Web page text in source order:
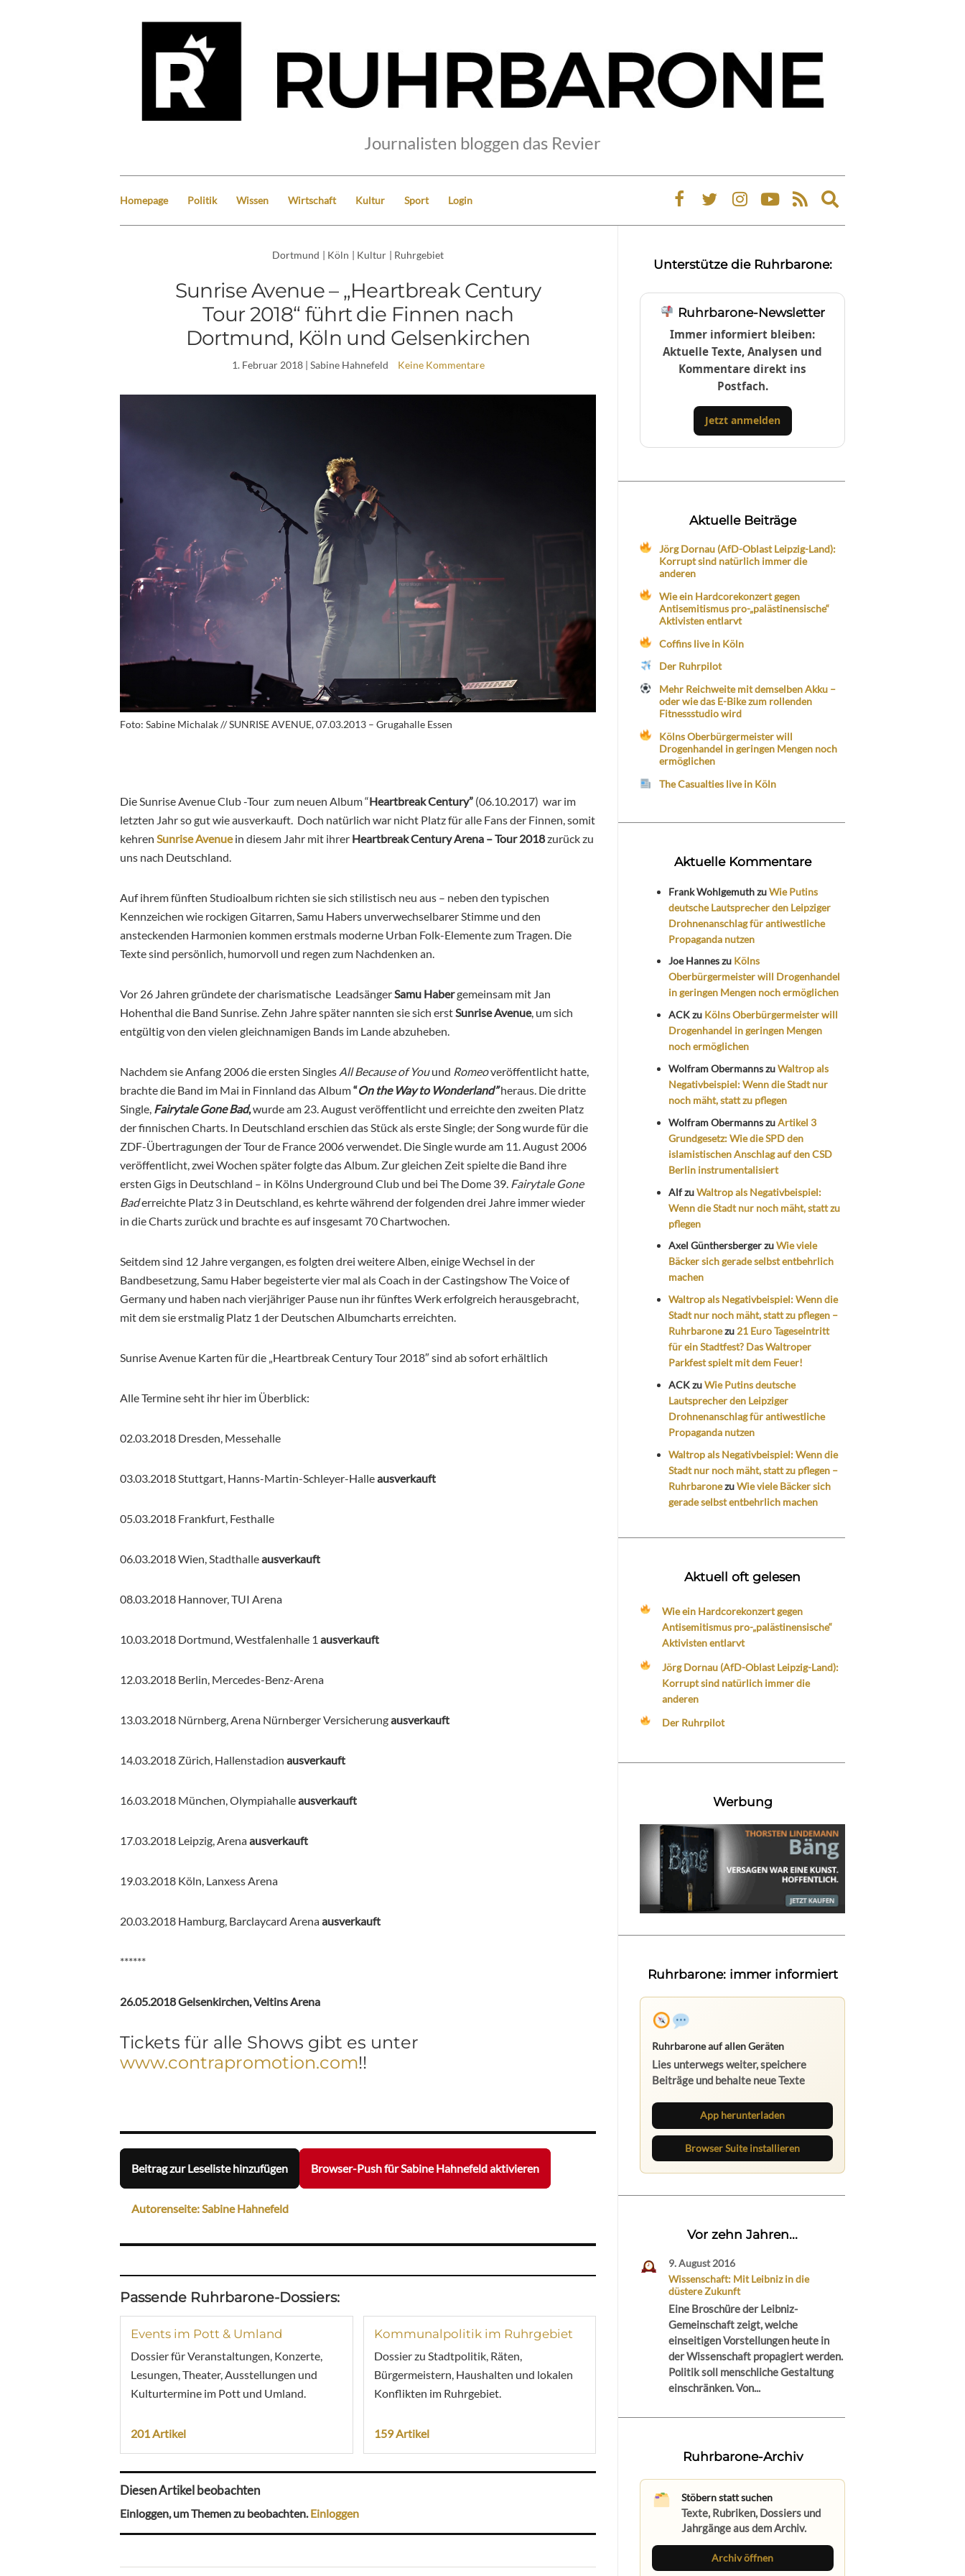
Journalisten bloggen das Revier
Homepage Politik Wissen Wirtschaft Kultur Sport Login
Expand
search
Dortmund | Köln | Kultur | Ruhrgebiet
Sunrise Avenue – „Heartbreak Century
Tour 2018“ führt die Finnen nach
Dortmund, Köln und Gelsenkirchen
1. Februar 2018| Sabine Hahnefeld Keine Kommentare
Foto: Sabine Michalak // SUNRISE AVENUE, 07.03.2013 – Grugahalle Essen
Die Sunrise Avenue Club -Tour zum neuen Album “Heartbreak Century” (06.10.2017) war im
letzten Jahr so gut wie ausverkauft. Doch natürlich war nicht Platz für alle Fans der Finnen, somit
kehren Sunrise Avenuein diesem Jahr mit ihrer Heartbreak Century Arena – Tour 2018zurück zu
uns nach Deutschland.
Auf ihrem fünften Studioalbum richten sie sich stilistisch neu aus – neben den typischen
Kennzeichen wie rockigen Gitarren, Samu Habers unverwechselbarer Stimme und den
ansteckenden Harmonien kommen erstmals moderne Urban Folk-Elemente zum Tragen. Die
Texte sind persönlich, humorvoll und regen zum Nachdenken an.
Vor 26 Jahren gründete der charismatische LeadsängerSamu Habergemeinsam mit Jan
Hohenthal die Band Sunrise. Zehn Jahre später nannten sie sich erstSunrise Avenue, um sich
entgültig von den vielen gleichnamigen Bands im Lande abzuheben.
Nachdem sie Anfang 2006 die ersten Singles All Because of Youund Romeoveröffentlicht hatte,
brachte die Band im Mai in Finnland das Album“On the Way to Wonderland”heraus. Die dritte
Single, Fairytale Gone Bad,wurde am 23. August veröffentlicht und erreichte den zweiten Platz
der finnischen Charts. In Deutschland erschien das Stück als erste Single; der Song wurde für die
ZDF-Übertragungen der Tour de France 2006 verwendet. Die Single wurde am 11. August 2006
veröffentlicht, zwei Wochen später folgte das Album. Zur gleichen Zeit spielte die Band ihre
ersten Gigs in Deutschland – in Kölns Underground Club und bei The Dome 39. Fairytale Gone
Baderreichte Platz 3 in Deutschland, es kehrte während der folgenden drei Jahre immer wieder
in die Charts zurück und brachte es auf insgesamt 70 Chartwochen.
Seitdem sind 12 Jahre vergangen, es folgten drei weitere Alben, einige Wechsel in der
Bandbesetzung, Samu Haber begeisterte vier mal als Coach in der CastingshowThe Voice of
Germany und haben nach vierjähriger Pause nun ihr fünftes Werk erfolgreich herausgebracht,
mit dem sie erstmalig Platz 1 der Deutschen Albumcharts erreichten.
Sunrise Avenue Karten für die „Heartbreak Century Tour 2018″ sind ab sofort erhältlich
Alle Termine seht ihr hier im Überblick:
02.03.2018 Dresden, Messehalle
03.03.2018 Stuttgart, Hanns-Martin-Schleyer-Halleausverkauft
05.03.2018 Frankfurt, Festhalle
06.03.2018 Wien, Stadthalleausverkauft
08.03.2018 Hannover, TUI Arena
10.03.2018 Dortmund, Westfalenhalle 1 ausverkauft
12.03.2018 Berlin, Mercedes-Benz-Arena
13.03.2018 Nürnberg, Arena Nürnberger Versicherungausverkauft
14.03.2018 Zürich, Hallenstadion ausverkauft
16.03.2018 München, Olympiahalleausverkauft
17.03.2018 Leipzig, Arenaausverkauft
19.03.2018 Köln, Lanxess Arena
20.03.2018 Hamburg, Barclaycard Arenaausverkauft
******
26.05.2018 Gelsenkirchen, Veltins Arena
Tickets für alle Shows gibt es unter
www.contrapromotion.com!!
Beitrag zur Leseliste hinzufügen Browser-Push für Sabine Hahnefeld aktivieren
Autorenseite: Sabine Hahnefeld
Passende Ruhrbarone-Dossiers:
Events im Pott & Umland
Dossier für Veranstaltungen, Konzerte,
Lesungen, Theater, Ausstellungen und
Kulturtermine im Pott und Umland.
201 Artikel
Kommunalpolitik im Ruhrgebiet
Dossier zu Stadtpolitik, Räten,
Bürgermeistern, Haushalten und lokalen
Konflikten im Ruhrgebiet.
159 Artikel
Diesen Artikel beobachten
Einloggen, um Themen zu beobachten.Einloggen
Unterstütze die Ruhrbarone:
Ruhrbarone-Newsletter
Immer informiert bleiben:
Aktuelle Texte, Analysen und
Kommentare direkt ins
Postfach.
Jetzt anmelden
Aktuelle Beiträge
Jörg Dornau (AfD-Oblast Leipzig-Land):
Korrupt sind natürlich immer die
anderen
Wie ein Hardcorekonzert gegen
Antisemitismus pro-„palästinensische“
Aktivisten entlarvt
Coffins live in Köln
Der Ruhrpilot
Mehr Reichweite mit demselben Akku –
oder wie das E-Bike zum rollenden
Fitnessstudio wird
Kölns Oberbürgermeister will
Drogenhandel in geringen Mengen noch
ermöglichen
The Casualties live in Köln
Aktuelle Kommentare
Frank WohlgemuthzuWie Putins
deutsche Lautsprecher den Leipziger
Drohnenanschlag für antiwestliche
Propaganda nutzen
Joe Hanneszu Kölns
Oberbürgermeister will Drogenhandel
in geringen Mengen noch ermöglichen
ACKzu Kölns Oberbürgermeister will
Drogenhandel in geringen Mengen
noch ermöglichen
Wolfram ObermannszuWaltrop als
Negativbeispiel: Wenn die Stadt nur
noch mäht, statt zu pflegen
Wolfram ObermannszuArtikel 3
Grundgesetz: Wie die SPD den
islamistischen Anschlag auf den CSD
Berlin instrumentalisiert
AlfzuWaltrop als Negativbeispiel:
Wenn die Stadt nur noch mäht, statt zu
pflegen
Axel GünthersbergerzuWie viele
Bäcker sich gerade selbst entbehrlich
machen
Waltrop als Negativbeispiel: Wenn die
Stadt nur noch mäht, statt zu pflegen –
Ruhrbaronezu 21 Euro Tageseintritt
für ein Stadtfest? Das Waltroper
Parkfest spielt mit dem Feuer!
ACKzuWie Putins deutsche
Lautsprecher den Leipziger
Drohnenanschlag für antiwestliche
Propaganda nutzen
Waltrop als Negativbeispiel: Wenn die
Stadt nur noch mäht, statt zu pflegen –
RuhrbaronezuWie viele Bäcker sich
gerade selbst entbehrlich machen
Aktuell oft gelesen
Wie ein Hardcorekonzert gegen
Antisemitismus pro-„palästinensische“
Aktivisten entlarvt
Jörg Dornau (AfD-Oblast Leipzig-Land):
Korrupt sind natürlich immer die
anderen
Der Ruhrpilot
Werbung
Ruhrbarone: immer informiert
App herunterladen
Browser Suite installieren
Vor zehn Jahren...
9. August 2016
Wissenschaft: Mit Leibniz in die
düstere Zukunft
Eine Broschüre der Leibniz-
Gemeinschaft zeigt, welche
einseitigen Vorstellungen heute in
der Wissenschaft propagiert werden.
Politik soll menschliche Gestaltung
einschränken. Von...
Ruhrbarone-Archiv
Stöbern statt suchen
Texte, Rubriken, Dossiers und
Jahrgänge aus dem Archiv.
Archiv öffnen